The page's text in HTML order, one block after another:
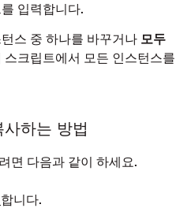
입력합니다.
스 중 하나를 바꾸거나 모두
스크립트에서 모든 인스턴스를
하는 방법
면 다음과 같이 하세요.
합니다.